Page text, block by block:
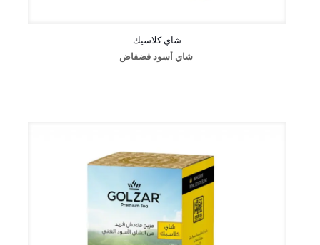
شاي كلاسيك
شاي أسود فضفاض